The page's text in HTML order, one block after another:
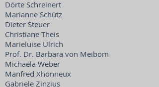
Dörte Schreinert
Marianne Schütz
Dieter Steuer
Christiane Theis
Marieluise Ulrich
Prof. Dr. Barbara von Meibom
Michaela Weber
Manfred Xhonneux
Gabriele Zinzius